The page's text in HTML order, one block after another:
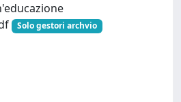
Solo gestori archvio